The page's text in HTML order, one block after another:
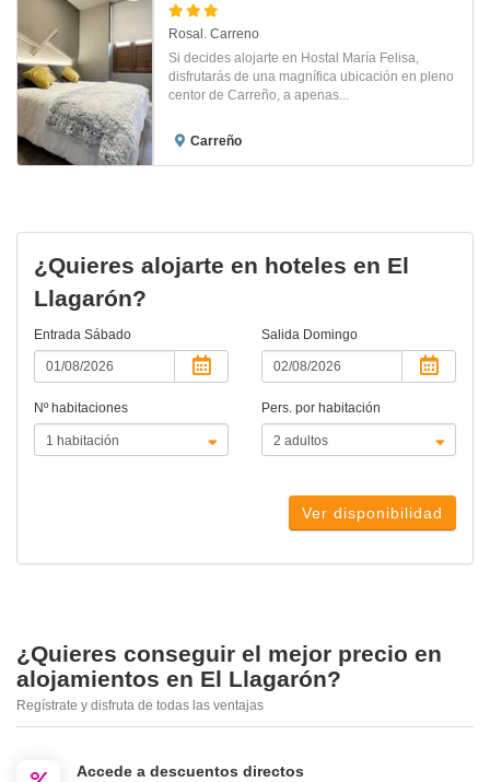
Rosal. Carreno
Si decides alojarte en Hostal María Felisa,
disfrutarás de una magnífica ubicación en pleno
centor de Carreño, a apenas...
Carreño
¿Quieres alojarte en hoteles en El
Llagarón?
Entrada Sábado Salida Domingo
Nº habitaciones Pers. por habitación
Ver disponibilidad
¿Quieres conseguir el mejor precio en
alojamientos en El Llagarón?
Regístrate y disfruta de todas las ventajas
Accede a descuentos directos